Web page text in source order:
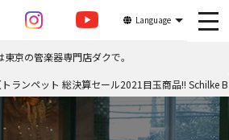
Language
東京の管楽器専門店ダクで。
トランペット 総決算セール2021目玉商品!! Schilke